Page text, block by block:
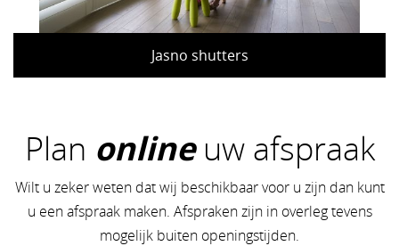
Jasno shutters
Plan onlineuw afspraak
Wilt u zeker weten dat wij beschikbaar voor u zijn dan kunt
u een afspraak maken. Afspraken zijn in overleg tevens
mogelijk buiten openingstijden.